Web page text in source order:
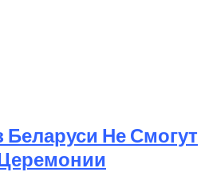
Не Смогут